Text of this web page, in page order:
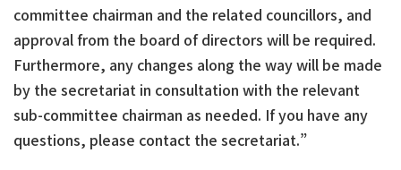
committee chairman and the related councillors, and
approval from the board of directors will be required.
Furthermore, any changes along the way will be made
by the secretariat in consultation with the relevant
sub-committee chairman as needed. If you have any
questions, please contact the secretariat.”